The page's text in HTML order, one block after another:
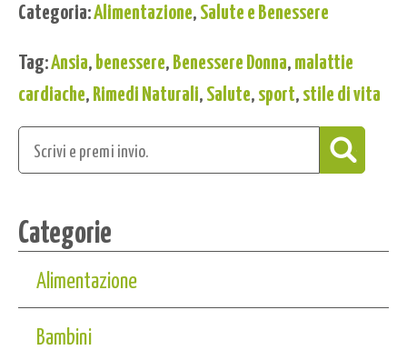
Categoria:Alimentazione,Salute e Benessere
Tag:Ansia,benessere,Benessere Donna,malattie
cardiache,Rimedi Naturali,Salute,sport,stile di vita
Categorie
Alimentazione
Bambini